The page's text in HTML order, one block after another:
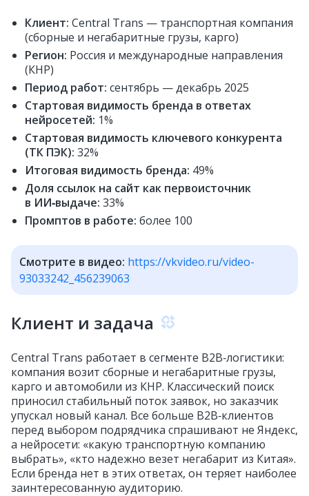
Клиент: Central Trans — транспортная компания
(сборные и негабаритные грузы, карго)
Регион: Россия и международные направления
(КНР)
Период работ: сентябрь — декабрь 2025
Стартовая видимость бренда в ответах
нейросетей: 1%
Стартовая видимость ключевого конкурента
(ТК ПЭК): 32%
Итоговая видимость бренда: 49%
Доля ссылок на сайт как первоисточник
в ИИ‑выдаче: 33%
Промптов в работе: более 100
Смотрите в видео: https://vkvideo.ru/video-
93033242_456239063
Клиент и задача
Central Trans работает в сегменте B2B‑логистики:
компания возит сборные и негабаритные грузы,
карго и автомобили из КНР. Классический поиск
приносил стабильный поток заявок, но заказчик
упускал новый канал. Все больше B2B‑клиентов
перед выбором подрядчика спрашивают не Яндекс,
а нейросети: «какую транспортную компанию
выбрать», «кто надежно везет негабарит из Китая».
Если бренда нет в этих ответах, он теряет наиболее
заинтересованную аудиторию.